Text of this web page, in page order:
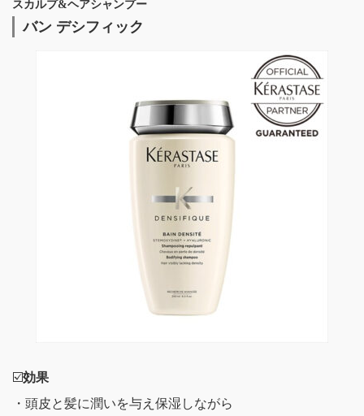
スカルプ&ヘアシャンプー
バン デシフィック
☑️効果
・頭皮と髪に潤いを与え保湿しながら